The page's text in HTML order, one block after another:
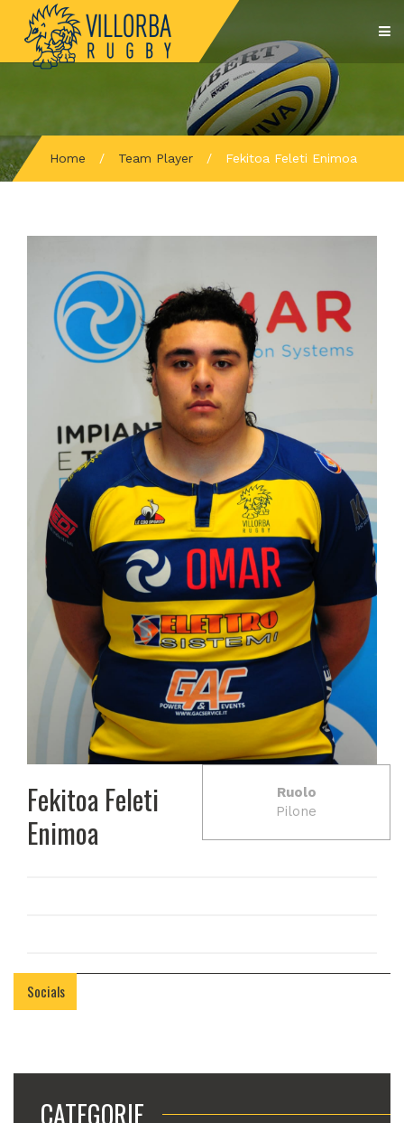
Home / Team Player / Fekitoa Feleti Enimoa
Fekitoa Feleti
Enimoa
Ruolo
Pilone
Socials
CATEGORIE